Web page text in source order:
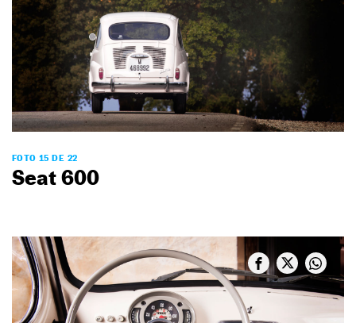
FOTO 15 DE 22
Seat 600